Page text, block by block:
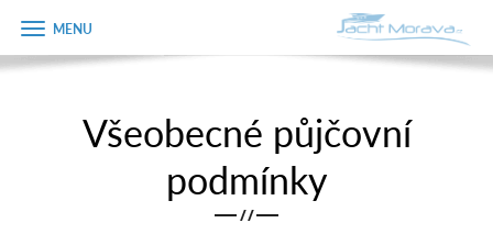
Úvodní strana
Zobrazit
menu
Všeobecné půjčovní
podmínky
/ /
Objednávka
dárkového